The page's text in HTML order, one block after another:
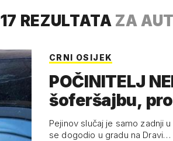
17 REZULTATA ZA
CRNI OSIJEK
POČINITELJ
šoferšajbu,
Pejin
Pejinov slučaj je samo zadnji
se dogodio u gradu na Dravi…